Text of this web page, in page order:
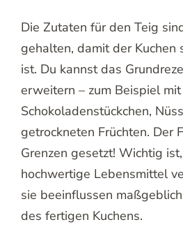
Die Zutaten für den Teig
gehalten, damit der Kuchen
ist. Du kannst das
erweitern – zum Beispiel mit
Schokoladenstückchen,
getrockneten Früchten. Der
Grenzen gesetzt! Wichtig
hochwertige Lebensmittel
sie beeinflussen
des fertigen Kuchens.